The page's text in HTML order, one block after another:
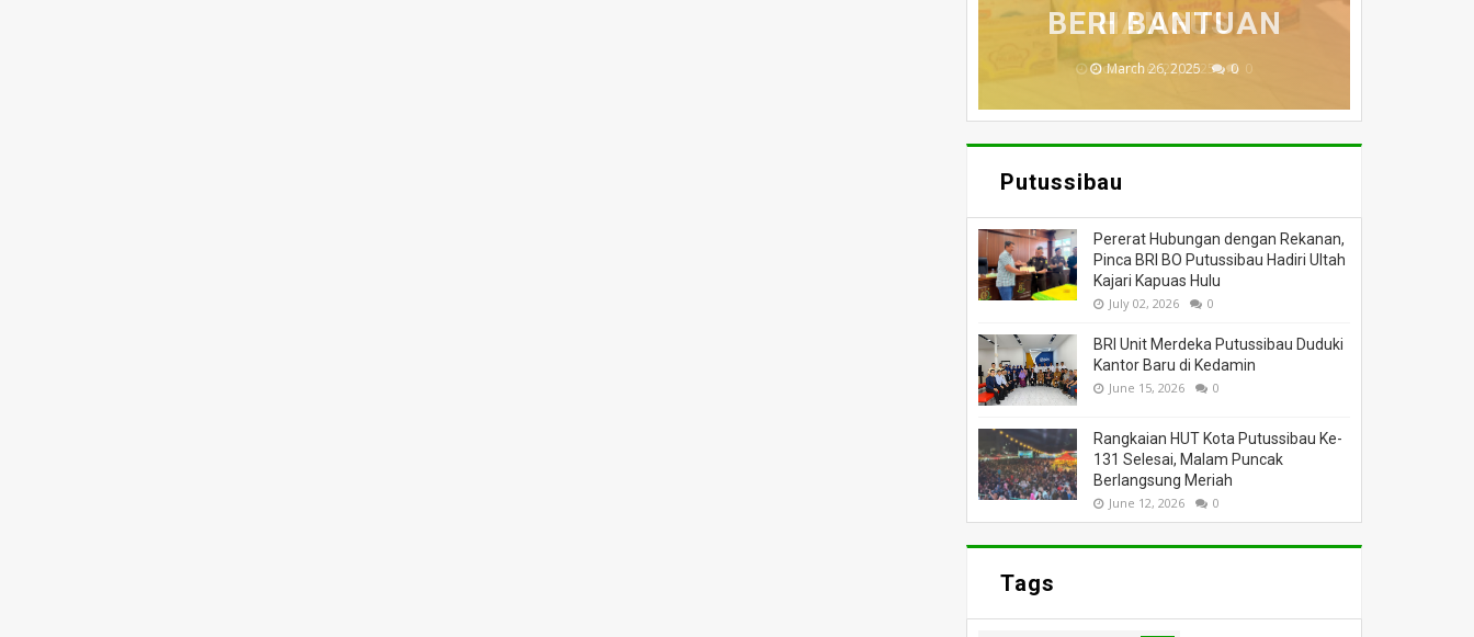
MENINGGAL DUNIA
July 05, 2026 0
HANGUS
November 27, 2025 0
BERI BANTUAN
March 26, 2025 0
DILALAP API
March 13, 2025 0
MASSA
February 18, 2025 0
Putussibau
Pererat Hubungan dengan Rekanan,
Pinca BRI BO Putussibau Hadiri Ultah
Kajari Kapuas Hulu
July 02, 2026 0
BRI Unit Merdeka Putussibau Duduki
Kantor Baru di Kedamin
June 15, 2026 0
Rangkaian HUT Kota Putussibau Ke-
131 Selesai, Malam Puncak
Berlangsung Meriah
June 12, 2026 0
Tags